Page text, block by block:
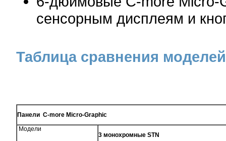
сенсорным дисплеям и
Таблица сравнения моделей
Панели C-more Micro-Graphic
Модели
3 монохромные STN